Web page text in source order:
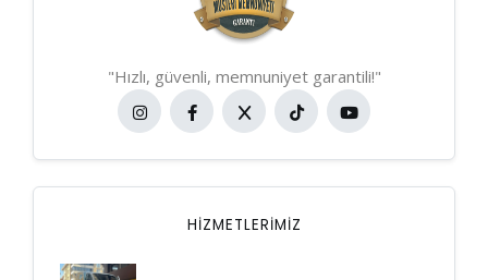
"Hızlı, güvenli, memnuniyet garantili!"
HIZMETLERIMIZ